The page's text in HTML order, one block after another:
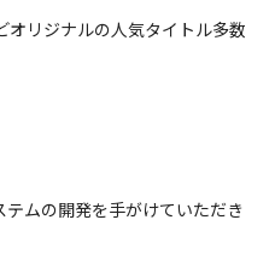
リジナルの人気タイトル多数
ムの開発を手がけていただき